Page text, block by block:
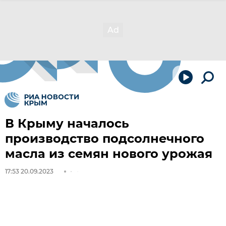
В Крыму началось
производство подсолнечного
масла из семян нового урожая
17:53 20.09.2023